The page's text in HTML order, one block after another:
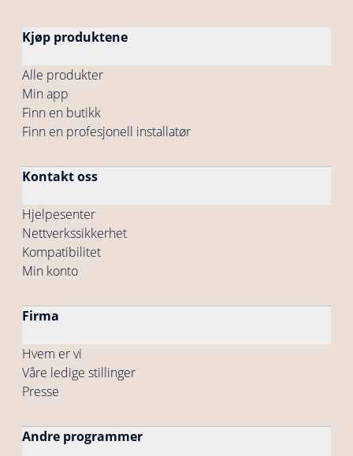
Kjøp produktene
Alle produkter
Min app
Finn en butikk
Finn en profesjonell installatør
Kontakt oss
Hjelpesenter
Nettverkssikkerhet
Kompatibilitet
Min konto
Firma
Hvem er vi
Våre ledige stillinger
Presse
Andre programmer